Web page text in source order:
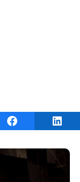
Share on Facebook